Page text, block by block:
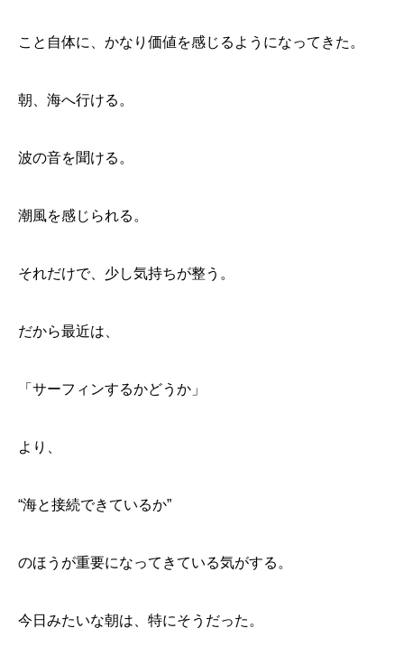
こと自体に、かなり価値を感じるようになってきた。
朝、海へ行ける。
波の音を聞ける。
潮風を感じられる。
それだけで、少し気持ちが整う。
だから最近は、
「サーフィンするかどうか」
より、
“海と接続できているか”
のほうが重要になってきている気がする。
今日みたいな朝は、特にそうだった。